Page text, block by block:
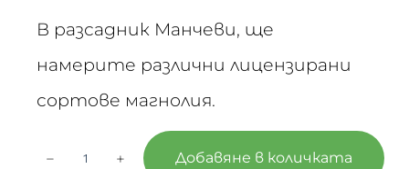
В разсадник Манчеви, ще
намерите различни лицензирани
сортове магнолия.
− + Добавяне в количката